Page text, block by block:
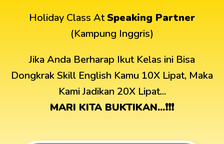
Holiday Class AtSpeaking Partner
(Kampung Inggris)
Jika Anda Berharap Ikut Kelas ini Bisa
Dongkrak Skill English Kamu 10X Lipat, Maka
Kami Jadikan 20X Lipat...
MARI KITA BUKTIKAN...❗❗❗